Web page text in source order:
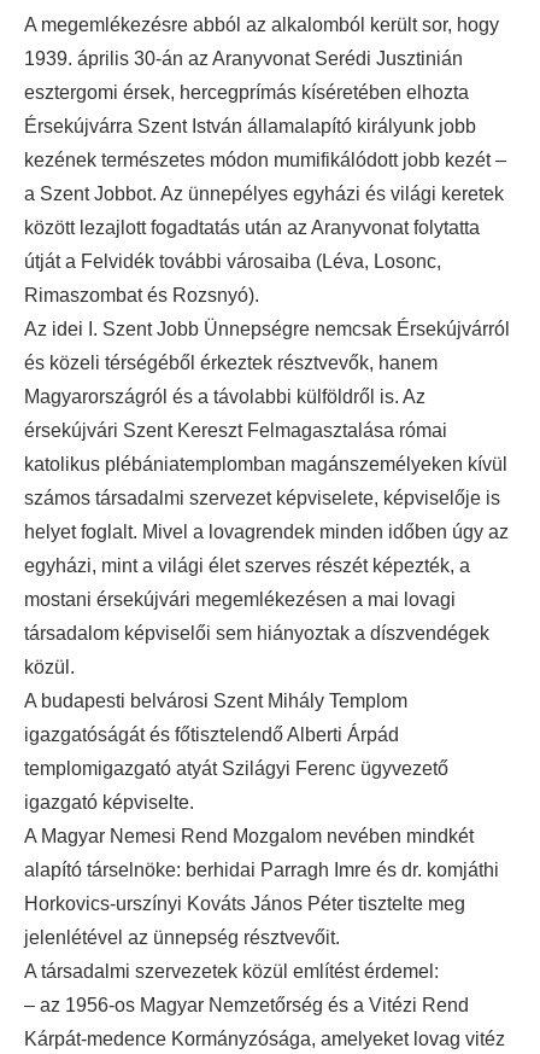
A megemlékezésre abból az alkalomból került sor, hogy
1939. április 30-án az Aranyvonat Serédi Jusztinián
esztergomi érsek, hercegprímás kíséretében elhozta
Érsekújvárra Szent István államalapító királyunk jobb
kezének természetes módon mumifikálódott jobb kezét –
a Szent Jobbot. Az ünnepélyes egyházi és világi keretek
között lezajlott fogadtatás után az Aranyvonat folytatta
útját a Felvidék további városaiba (Léva, Losonc,
Rimaszombat és Rozsnyó).
Az idei I. Szent Jobb Ünnepségre nemcsak Érsekújvárról
és közeli térségéből érkeztek résztvevők, hanem
Magyarországról és a távolabbi külföldről is. Az
érsekújvári Szent Kereszt Felmagasztalása római
katolikus plébániatemplomban magánszemélyeken kívül
számos társadalmi szervezet képviselete, képviselője is
helyet foglalt. Mivel a lovagrendek minden időben úgy az
egyházi, mint a világi élet szerves részét képezték, a
mostani érsekújvári megemlékezésen a mai lovagi
társadalom képviselői sem hiányoztak a díszvendégek
közül.
A budapesti belvárosi Szent Mihály Templom
igazgatóságát és főtisztelendő Alberti Árpád
templomigazgató atyát Szilágyi Ferenc ügyvezető
igazgató képviselte.
A Magyar Nemesi Rend Mozgalom nevében mindkét
alapító társelnöke: berhidai Parragh Imre és dr. komjáthi
Horkovics-urszínyi Kováts János Péter tisztelte meg
jelenlétével az ünnepség résztvevőit.
A társadalmi szervezetek közül említést érdemel:
– az 1956-os Magyar Nemzetőrség és a Vitézi Rend
Kárpát-medence Kormányzósága, amelyeket lovag vitéz